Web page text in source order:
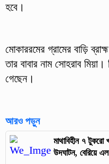
হবে।
মোকাররমের গ্রামের বাড়ি
তার বাবার নাম সোহরাব
গেছেন।
আরও পড়ুন
মাথাবিহীন ৭
উদঘাটন, বেরিয়ে